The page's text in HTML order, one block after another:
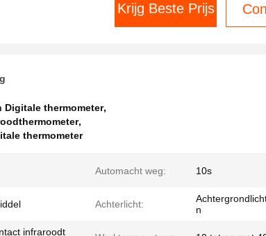
Krijg Beste Prijs
Digitale thermometer,
,
thermometer
Automacht weg: 10s
Achterlicht:
n
infraroodt